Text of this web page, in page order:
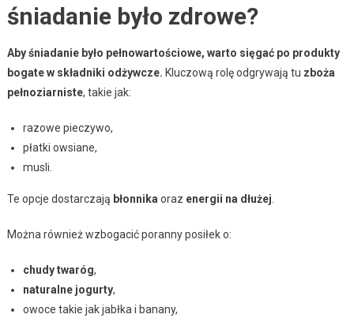
śniadanie było zdrowe?
Aby śniadanie było pełnowartościowe, warto sięgać po produkty
bogate w składniki odżywcze. Kluczową rolę odgrywają tu zboża
pełnoziarniste, takie jak:
razowe pieczywo,
płatki owsiane,
musli.
Te opcje dostarczają błonnika oraz energii na dłużej
Można również wzbogacić poranny posiłek o:
chudy twaróg,
naturalne jogurty,
owoce takie jak jabłka i banany,